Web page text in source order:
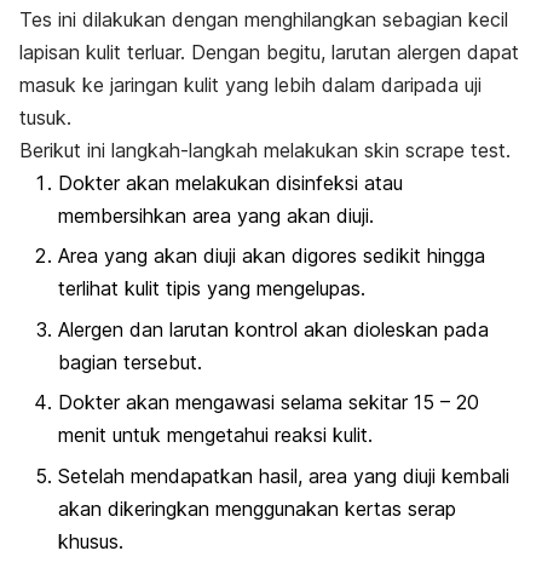
Tes ini dilakukan dengan menghilangkan sebagian kecil
lapisan kulit terluar. Dengan begitu, larutan alergen dapat
masuk ke jaringan kulit yang lebih dalam daripada uji
tusuk.
Berikut ini langkah-langkah melakukan skin scrape test.
Dokter akan melakukan disinfeksi atau
membersihkan area yang akan diuji.
Area yang akan diuji akan digores sedikit hingga
terlihat kulit tipis yang mengelupas.
Alergen dan larutan kontrol akan dioleskan pada
bagian tersebut.
Dokter akan mengawasi selama sekitar 15 – 20
menit untuk mengetahui reaksi kulit.
Setelah mendapatkan hasil, area yang diuji kembali
akan dikeringkan menggunakan kertas serap
khusus.